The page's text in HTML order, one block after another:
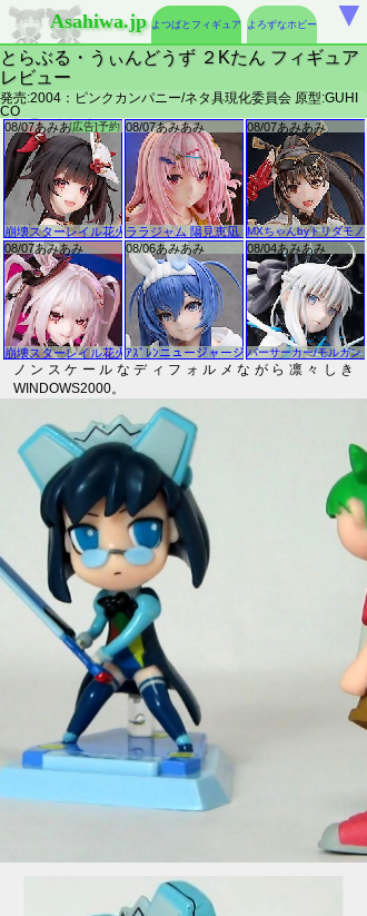
Asahiwa.jp よつばとフィギュア よろずなホビー
とらぶる・うぃんどうず ２Kたん フィギュア
レビュー
発売:2004：ピンクカンパニー/ネタ具現化委員会 原型:GUHI
CO
ノンスケールなディフォルメながら凛々しき
WINDOWS2000。
▼